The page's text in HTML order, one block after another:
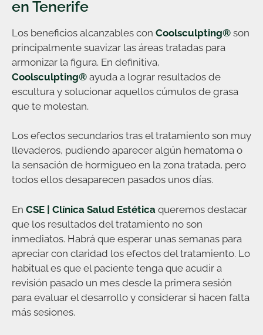
en Tenerife
Los beneficios alcanzables con Coolsculpting® son
principalmente suavizar las áreas tratadas para
armonizar la figura. En definitiva,
Coolsculpting® ayuda a lograr resultados de
escultura y solucionar aquellos cúmulos de grasa
que te molestan.
Los efectos secundarios tras el tratamiento son muy
llevaderos, pudiendo aparecer algún hematoma o
la sensación de hormigueo en la zona tratada, pero
todos ellos desaparecen pasados unos días.
En CSE | Clínica Salud Estética queremos destacar
que los resultados del tratamiento no son
inmediatos. Habrá que esperar unas semanas para
apreciar con claridad los efectos del tratamiento. Lo
habitual es que el paciente tenga que acudir a
revisión pasado un mes desde la primera sesión
para evaluar el desarrollo y considerar si hacen falta
más sesiones.